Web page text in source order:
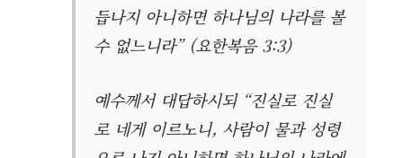
듭나지 아니하면 하나님의 나라를 볼
수 없느니라” (요한복음 3:3)
예수께서 대답하시되 “진실로 진실
로 네게 이르노니, 사람이 물과 성령